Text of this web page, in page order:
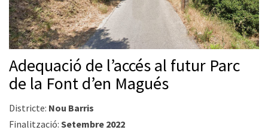
Adequació de l’accés al futur Parc
de la Font d’en Magués
Districte: Nou Barris
Finalització: Setembre 2022